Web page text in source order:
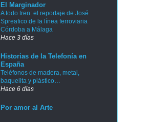
El Marginador
A todo tren: el reportaje de José
Spreafico de la línea ferroviaria
Córdoba a Málaga
Hace 3 días
Historias de la Telefonía en
España
Teléfonos de madera, metal,
baquelita y plástico…
Hace 6 días
Por amor al Arte